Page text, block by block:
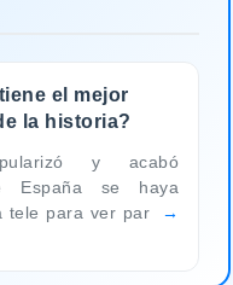
el mejor
la historia?
y acabó
España se haya
tele para ver par